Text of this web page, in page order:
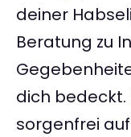
deiner
Beratung zu
dich bedeckt.
sorgenfrei